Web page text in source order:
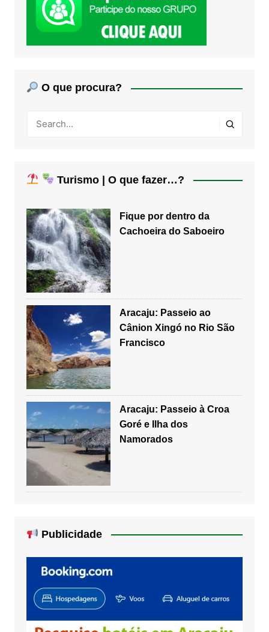
O que procura?
Turismo | O que fazer…?
Fique por dentro da
Cachoeira do Saboeiro
Aracaju: Passeio ao
Cânion Xingó no Rio São
Francisco
Aracaju: Passeio à Croa
Goré e Ilha dos
Namorados
Publicidade